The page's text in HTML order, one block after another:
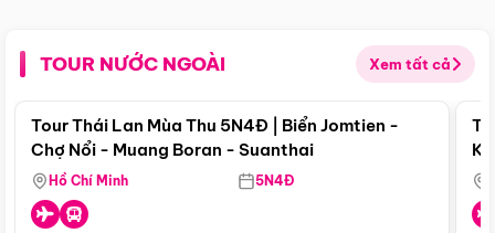
TOUR NƯỚC NGOÀI Xem tất cả
Điểm nổi bật
Tour Thái Lan Mùa Thu 5N4Đ | Biển Jomtien -
Chợ Nổi - Muang Boran - Suanthai
Hồ Chí Minh 5N4Đ